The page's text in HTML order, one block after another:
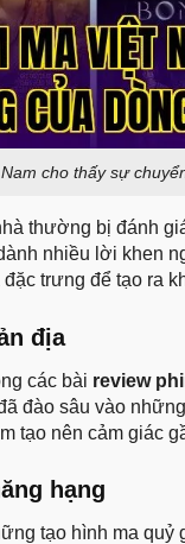
cho thấy sự
thường bị đánh
nhiều lời khen
trưng để tạo ra
địa
các bài review
đào sâu vào
tạo nên cảm giác
hạng
tạo hình ma